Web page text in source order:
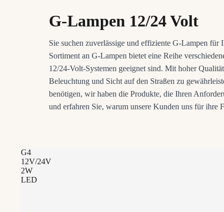
G-Lampen 12/24 Volt
Sie suchen zuverlässige und effiziente G-Lampen
Sortiment an G-Lampen bietet eine Reihe
12/24-Volt-Systemen geeignet sind. Mit hoher
Beleuchtung und Sicht auf den Straßen zu
benötigen, wir haben die Produkte, die Ihren
und erfahren Sie, warum unsere Kunden uns für ihre
G4
12V/24V
2W
LED